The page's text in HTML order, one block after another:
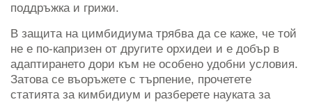
поддръжка и грижи.
В защита на цимбидиума трябва да се каже, че той
не е по-капризен от другите орхидеи и е добър в
адаптирането дори към не особено удобни условия.
Затова се въоръжете с търпение, прочетете
статията за кимбидиум и разберете науката за